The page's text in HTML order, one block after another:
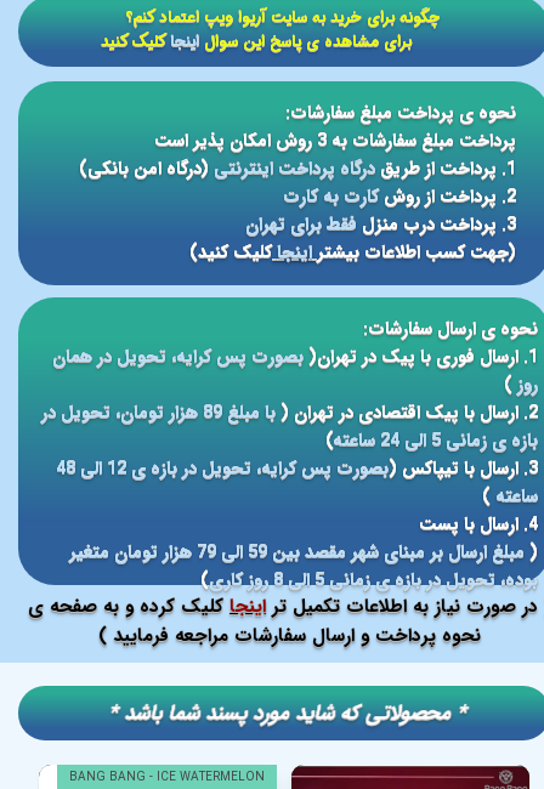
صورت نیاز به اطلاعات تکمیل تراینجا کلیک کرده و به صفحه ی
نحوه پرداخت و ارسال سفارشات مراجعه فرمایید )
نحوه ی پرداخت مبلغ سفارشات:
پرداخت مبلغ سفارشات به 3 روش امکان پذیر است
1. پرداخت از طریق
درگاه پرداخت اینترنتی(درگاه امن بانکی)
2. پرداخت از روش
کارت به کارت
3. پرداخت درب منزل
فقط برای تهران
(جهت کسب اطلاعات بیشتر اینجاکلیک کنید)
نحوه ی ارسال سفارشات:
1. ارسال فوری با پیک در تهران(
بصورت پس کرایه، تحویل در همان
روز)
2. ارسال با پیک اقتصادی در تهران (
با مبلغ 89 هزار تومان، تحویل در
بازه ی زمانی 5 الی 24 ساعته
)
3. ارسال با تیپاکس (
بصورت پس کرایه، تحویل در بازه ی 12 الی 48
ساعته )
4. ارسال با پست
(
مبلغ ارسال بر مبنای شهر مقصد بین 59 الی 79 هزار تومان متغیر
بوده، تحویل در بازه ی زمانی 5 الی 8 روز کاری
)
​​چگونه برای خرید به سایت آریوا ویپ اعتماد کنم؟
برای مشاهده ی پاسخ این سوالاینجاکلیک کنید
BANG BANG - ICE WATERMELON
​​* محصولاتی که شاید مورد پسند شما باشد *